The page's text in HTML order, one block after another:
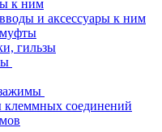
к ним
и аксессуары к ним
гильзы
клеммных соединений